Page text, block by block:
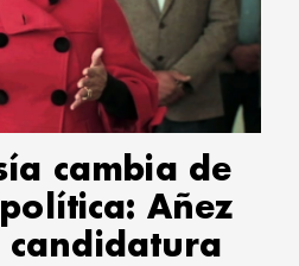
cambia de
Añez
candidatura